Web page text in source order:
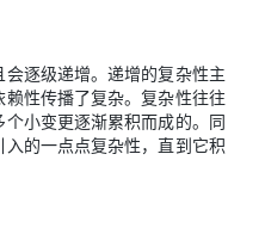
逐级递增。递增的复杂性主
性传播了复杂。复杂性往往
小变更逐渐累积而成的。同
的一点点复杂性，直到它积